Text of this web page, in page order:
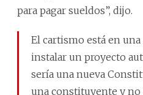
para pagar sueldos”, dijo.
El cartismo está en
instalar un proyecto
sería una nueva
una constituyente y no